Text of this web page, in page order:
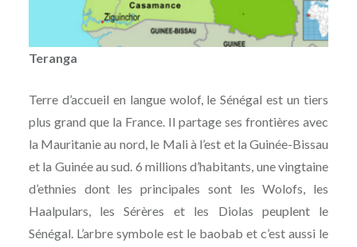
Teranga
Terre d’accueil en langue wolof, le Sénégal est un tiers
plus grand que la France. Il partage ses frontières avec
la Mauritanie au nord, le Mali à l’est et la Guinée-Bissau
et la Guinée au sud. 6 millions d’habitants, une vingtaine
d’ethnies dont les principales sont les Wolofs, les
Haalpulars, les Sérères et les Diolas peuplent le
Sénégal. L’arbre symbole est le baobab et c’est aussi le